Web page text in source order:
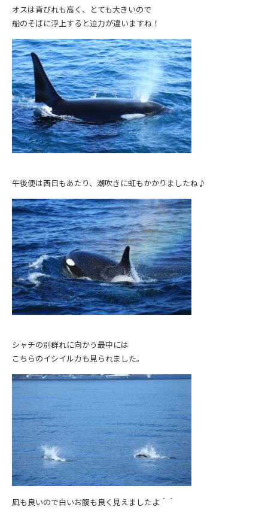
オスは背びれも高く、とても大きいので
船のそばに浮上すると迫力が違いますね！
午後便は西日もあたり、潮吹きに虹もかかりましたね♪
シャチの別群れに向かう最中には
こちらのイシイルカも見られました。
凪も良いので白いお腹も良く見えましたよ＾＾